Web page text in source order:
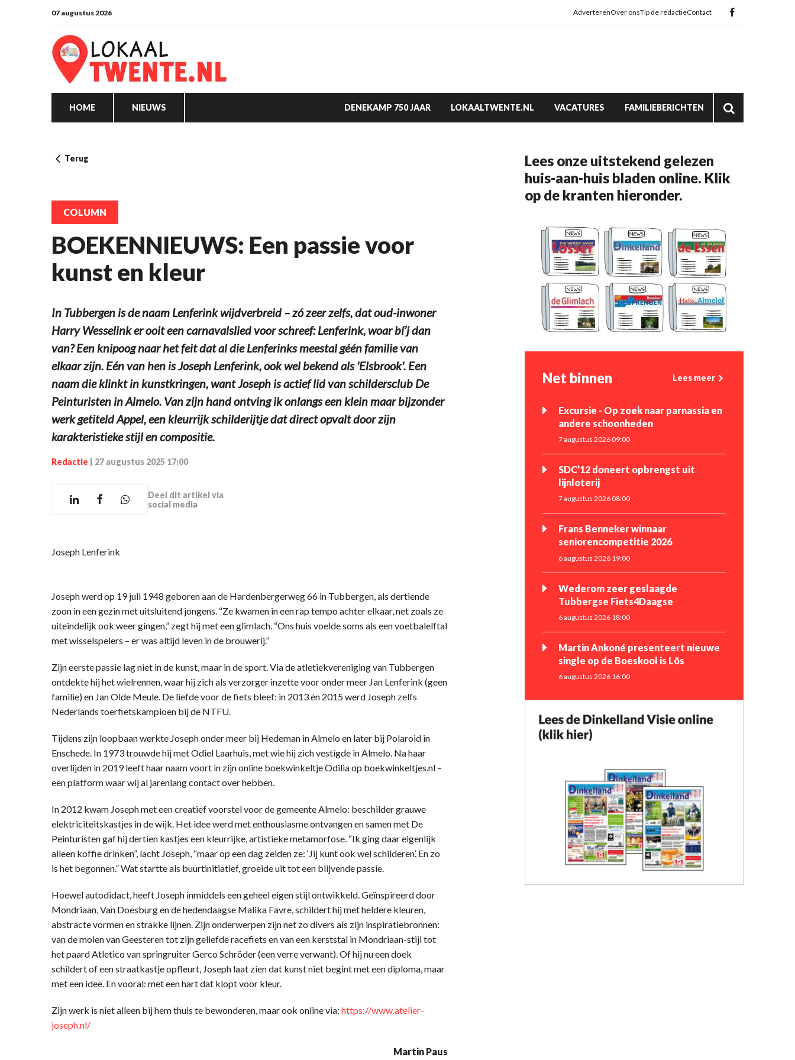
07 augustus 2026 AdverterenOver onsTip de redactieContact
HOME NIEUWS DENEKAMP 750 JAAR LOKAALTWENTE.NL VACATURES FAMILIEBERICHTEN
Terug
COLUMN
BOEKENNIEUWS: Een passie voor
kunst en kleur
In Tubbergen is de naam Lenferink wijdverbreid – zó zeer zelfs, dat oud-inwoner
Harry Wesselink er ooit een carnavalslied voor schreef: Lenferink, woar bí’j dan
van? Een knipoog naar het feit dat al die Lenferinks meestal géén familie van
elkaar zijn. Eén van hen is Joseph Lenferink, ook wel bekend als 'Elsbrook'. Een
naam die klinkt in kunstkringen, want Joseph is actief lid van schildersclub De
Peinturisten in Almelo. Van zijn hand ontving ik onlangs een klein maar bijzonder
werk getiteld Appel, een kleurrijk schilderijtje dat direct opvalt door zijn
karakteristieke stijl en compositie.
Redactie 27 augustus 2025 17:00
Deel dit artikel via
social media
Joseph Lenferink
Joseph werd op 19 juli 1948 geboren aan de Hardenbergerweg 66 in Tubbergen, als dertiende
zoon in een gezin met uitsluitend jongens. “Ze kwamen in een rap tempo achter elkaar, net zoals ze
uiteindelijk ook weer gingen,” zegt hij met een glimlach. “Ons huis voelde soms als een voetbalelftal
met wisselspelers – er was altijd leven in de brouwerij.”
Zijn eerste passie lag niet in de kunst, maar in de sport. Via de atletiekvereniging van Tubbergen
ontdekte hij het wielrennen, waar hij zich als verzorger inzette voor onder meer Jan Lenferink (geen
familie) en Jan Olde Meule. De liefde voor de fiets bleef: in 2013 én 2015 werd Joseph zelfs
Nederlands toerfietskampioen bij de NTFU.
Tijdens zijn loopbaan werkte Joseph onder meer bij Hedeman in Almelo en later bij Polaroid in
Enschede. In 1973 trouwde hij met Odiel Laarhuis, met wie hij zich vestigde in Almelo. Na haar
overlijden in 2019 leeft haar naam voort in zijn online boekwinkeltje Odilia op boekwinkeltjes.nl –
een platform waar wij al jarenlang contact over hebben.
In 2012 kwam Joseph met een creatief voorstel voor de gemeente Almelo: beschilder grauwe
elektriciteitskastjes in de wijk. Het idee werd met enthousiasme ontvangen en samen met De
Peinturisten gaf hij dertien kastjes een kleurrijke, artistieke metamorfose. “Ik ging daar eigenlijk
alleen koffie drinken”, lacht Joseph, “maar op een dag zeiden ze: ‘Jij kunt ook wel schilderen’. En zo
is het begonnen.” Wat startte als buurtinitiatief, groeide uit tot een blijvende passie.
Hoewel autodidact, heeft Joseph inmiddels een geheel eigen stijl ontwikkeld. Geïnspireerd door
Mondriaan, Van Doesburg en de hedendaagse Malika Favre, schildert hij met heldere kleuren,
abstracte vormen en strakke lijnen. Zijn onderwerpen zijn net zo divers als zijn inspiratiebronnen:
van de molen van Geesteren tot zijn geliefde racefiets en van een kerststal in Mondriaan-stijl tot
het paard Atletico van springruiter Gerco Schröder (een verre verwant). Of hij nu een doek
schildert of een straatkastje opfleurt, Joseph laat zien dat kunst niet begint met een diploma, maar
met een idee. En vooral: met een hart dat klopt voor kleur.
Zijn werk is niet alleen bij hem thuis te bewonderen, maar ook online via: https://www.atelier-
joseph.nl/
Martin Paus
Lees onze uitstekend gelezen
huis-aan-huis bladen online. Klik
op de kranten hieronder.
Net binnen Lees meer
Excursie - Op zoek naar parnassia en
andere schoonheden
7 augustus 2026 09:00
SDC’12 doneert opbrengst uit
lijnloterij
7 augustus 2026 08:00
Frans Benneker winnaar
seniorencompetitie 2026
6 augustus 2026 19:00
Wederom zeer geslaagde
Tubbergse Fiets4Daagse
6 augustus 2026 18:00
Martin Ankoné presenteert nieuwe
single op de Boeskool is Lös
6 augustus 2026 16:00